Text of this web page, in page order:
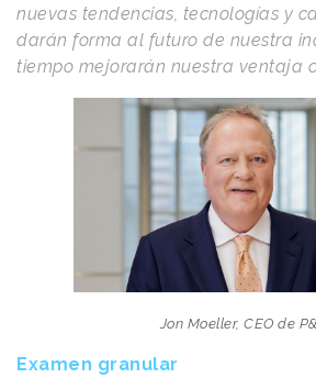
nuevas tendencias, tecnologías y
darán forma al futuro de nuestra
tiempo mejorarán nuestra ventaja
Jon Moeller, CEO de
Examen granular